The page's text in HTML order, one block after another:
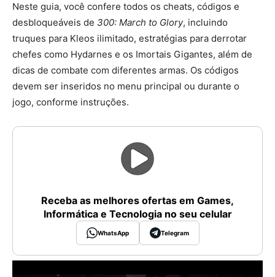
Neste guia, você confere todos os cheats, códigos e
desbloqueáveis de 300: March to Glory, incluindo
truques para Kleos ilimitado, estratégias para derrotar
chefes como Hydarnes e os Imortais Gigantes, além de
dicas de combate com diferentes armas. Os códigos
devem ser inseridos no menu principal ou durante o
jogo, conforme instruções.
Receba as melhores ofertas em Games,
Informática e Tecnologia no seu celular
WhatsApp Telegram